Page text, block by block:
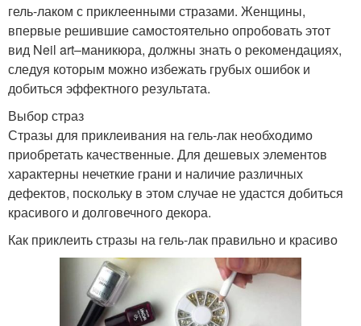
гель-лаком с приклеенными стразами. Женщины,
впервые решившие самостоятельно опробовать этот
вид Neil art–маникюра, должны знать о рекомендациях,
следуя которым можно избежать грубых ошибок и
добиться эффектного результата.
Выбор страз
Стразы для приклеивания на гель-лак необходимо
приобретать качественные. Для дешевых элементов
характерны нечеткие грани и наличие различных
дефектов, поскольку в этом случае не удастся добиться
красивого и долговечного декора.
Как приклеить стразы на гель-лак правильно и красиво